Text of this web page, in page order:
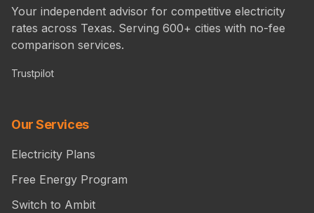
Your independent advisor for competitive electricity
rates across Texas. Serving 600+ cities with no-fee
comparison services.
Trustpilot
Our Services
Electricity Plans
Free Energy Program
Switch to Ambit